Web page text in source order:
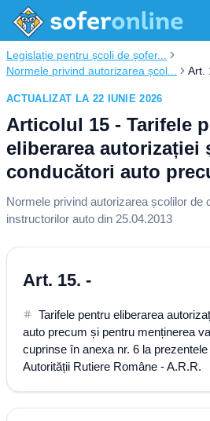
Legislație pentru școli de șofer...
Normele privind autorizarea școl...
Art.
ACTUALIZAT LA 22 IUNIE 2026
Articolul 15 - Tarifele
eliberarea autorizației
conducători auto
Normele privind autorizarea școlilor de
instructorilor auto din 25.04.2013
Art. 15. -
Tarifele pentru eliberarea
auto precum și pentru menținerea
cuprinse în anexa nr. 6 la
Autorității Rutiere Române - A.R.R.